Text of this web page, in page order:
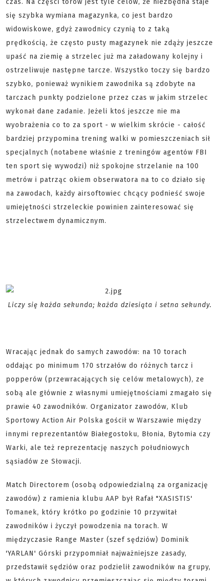
czas. Na części torów jest tyle celów, że niezbędna staje
się szybka wymiana magazynka, co jest bardzo
widowiskowe, gdyż zawodnicy czynią to z taką
prędkością, że często pusty magazynek nie zdąży jeszcze
upaść na ziemię a strzelec już ma załadowany kolejny i
ostrzeliwuje następne tarcze. Wszystko toczy się bardzo
szybko, ponieważ wynikiem zawodnika są zdobyte na
tarczach punkty podzielone przez czas w jakim strzelec
wykonał dane zadanie. Jeżeli ktoś jeszcze nie ma
wyobrażenia co to za sport - w wielkim skrócie - całość
bardziej przypomina trening walki w pomieszczeniach sił
specjalnych (notabene właśnie z treningów agentów FBI
ten sport się wywodzi) niż spokojne strzelanie na 100
metrów i patrząc okiem obserwatora na to co działo się
na zawodach, każdy airsoftowiec chcący podnieść swoje
umiejętności strzeleckie powinien zainteresować się
strzelectwem dynamicznym.
Liczy się każda sekunda; każda dziesiąta i setna sekundy.
Wracając jednak do samych zawodów: na 10 torach
oddając po minimum 170 strzałów do różnych tarcz i
popperów (przewracających się celów metalowych), ze
sobą ale głównie z własnymi umiejętnościami zmagało się
prawie 40 zawodników. Organizator zawodów, Klub
Sportowy Action Air Polska gościł w Warszawie między
innymi reprezentantów Białegostoku, Błonia, Bytomia czy
Warki, ale też reprezentację naszych południowych
sąsiadów ze Słowacji.
Match Directorem (osobą odpowiedzialną za organizację
zawodów) z ramienia klubu AAP był Rafał "XASISTIS'
Tomanek, który krótko po godzinie 10 przywitał
zawodników i życzył powodzenia na torach. W
międzyczasie Range Master (szef sędziów) Dominik
'YARLAN' Górski przypomniał najważniejsze zasady,
przedstawił sędziów oraz podzielił zawodników na grupy,